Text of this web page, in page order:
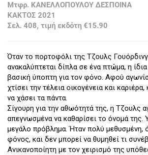
Μτφρ. ΚΑΝΕΛΛΟΠΟΥΛΟΥ ΔΕΣΠΟΙΝΑ
ΚΑΚΤΟΣ 2021
Σελ. 408, τιμή εκδότη €15.90
Όταν το πορτοφόλι της Τζουλς
ανακαλύπτεται δίπλα σε ένα πτώμα, η ίδια
βασική ύποπτη για τον φόνο. Αφού
χτίσει την τέλεια οικογένεια και
να χάσει τα πάντα.
Σίγουρη για την αθωότητά της, η Τζουλς
απεγνωσμένα να καθαρίσει το όνομά της.
μεγάλο πρόβλημα. Ήταν πολύ μεθυσμένη,
φόνος, και δεν μπορεί να θυμηθεί τι
Ανικανοποίητη με τον χειρισμό της